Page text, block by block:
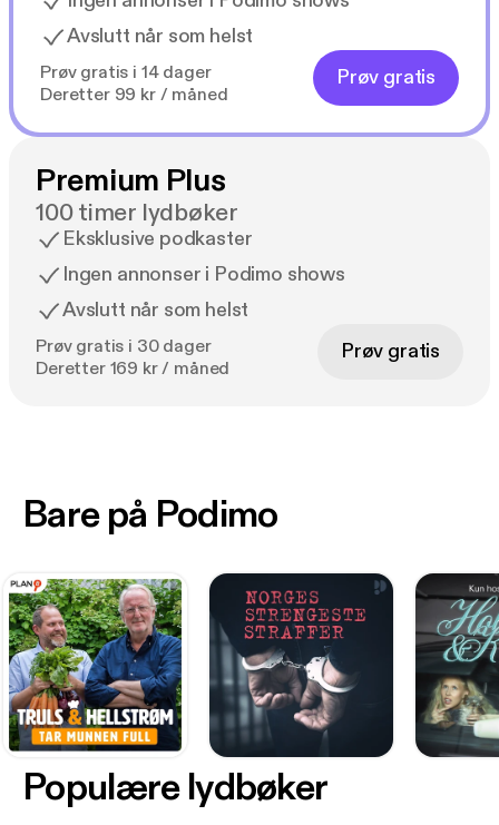
Avslutt når som helst
Prøv gratis i 14 dager
Deretter 99 kr / måned
Prøv gratis
Premium Plus
100 timer lydbøker
Eksklusive podkaster
Ingen annonser i Podimo shows
Avslutt når som helst
Prøv gratis i 30 dager
Deretter 169 kr / måned
Prøv gratis
Bare på Podimo
Populære lydbøker